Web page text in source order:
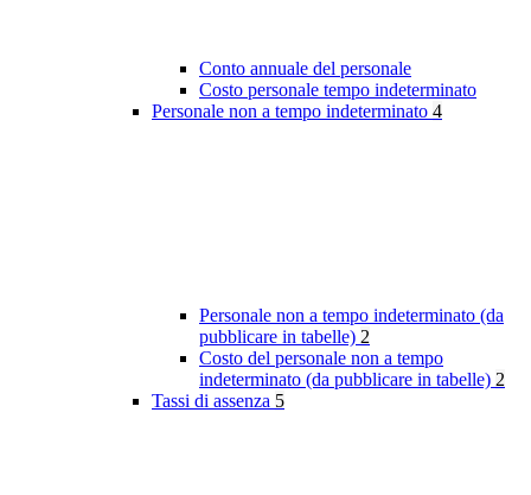
Conto annuale del personale
Costo personale tempo indeterminato
Personale non a tempo indeterminato 4
Personale non a tempo indeterminato (da
pubblicare in tabelle) 2
Costo del personale non a tempo
indeterminato (da pubblicare in tabelle) 2
Tassi di assenza 5